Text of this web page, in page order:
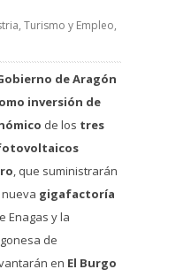
Turismo y Empleo,
de Aragón
inversión de
de los tres
, que suministrarán
gigafactoría
Enagas y la
de
en El Burgo